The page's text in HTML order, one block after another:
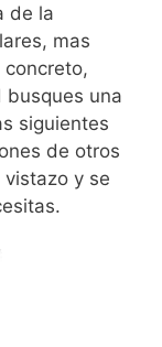
de la
mas
una
siguientes
de otros
y se